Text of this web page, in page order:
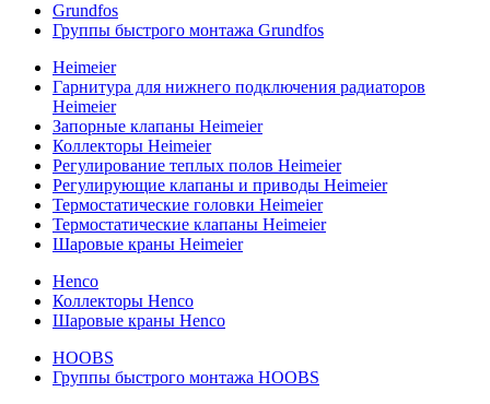
Grundfos
Группы быстрого монтажа Grundfos
Heimeier
Гарнитура для нижнего подключения радиаторов
Heimeier
Запорные клапаны Heimeier
Коллекторы Heimeier
Регулирование теплых полов Heimeier
Регулирующие клапаны и приводы Heimeier
Термостатические головки Heimeier
Термостатические клапаны Heimeier
Шаровые краны Heimeier
Henco
Коллекторы Henco
Шаровые краны Henco
HOOBS
Группы быстрого монтажа HOOBS